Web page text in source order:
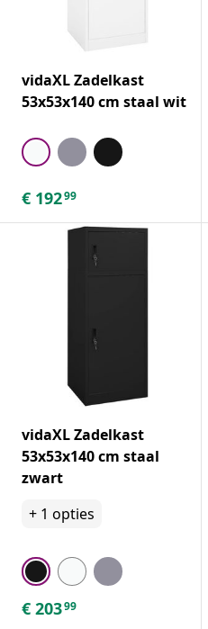
vidaXL Zadelkast
53x53x140 cm staal wit
€ 19299
vidaXL Zadelkast
53x53x140 cm staal
zwart
+ 1 opties
€ 20399